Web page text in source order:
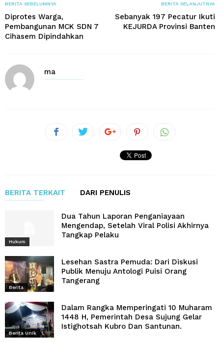
BERITA SEBELUMNYA
Diprotes Warga,
Pembangunan MCK SDN 7
Cihasem Dipindahkan
BERITA SELANJUTNYA
Sebanyak 197 Pecatur Ikuti
KEJURDA Provinsi Banten
ma
BERITA TERKAIT DARI PENULIS
Hukum
Dua Tahun Laporan Penganiayaan
Mengendap, Setelah Viral Polisi Akhirnya
Tangkap Pelaku
Berita
Lesehan Sastra Pemuda: Dari Diskusi
Publik Menuju Antologi Puisi Orang
Tangerang
Berita Unik
Dalam Rangka Memperingati 10 Muharam
1448 H, Pemerintah Desa Sujung Gelar
Istighotsah Kubro Dan Santunan.